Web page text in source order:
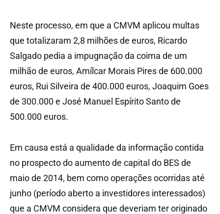
Neste processo, em que a CMVM aplicou multas
que totalizaram 2,8 milhões de euros, Ricardo
Salgado pedia a impugnação da coima de um
milhão de euros, Amílcar Morais Pires de 600.000
euros, Rui Silveira de 400.000 euros, Joaquim Goes
de 300.000 e José Manuel Espírito Santo de
500.000 euros.
Em causa está a qualidade da informação contida
no prospecto do aumento de capital do BES de
maio de 2014, bem como operações ocorridas até
junho (período aberto a investidores interessados)
que a CMVM considera que deveriam ter originado